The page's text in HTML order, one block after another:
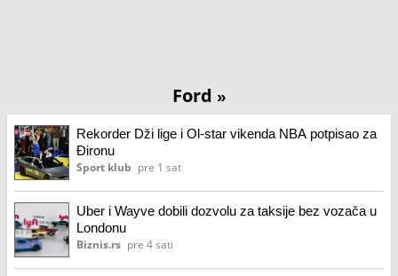
Ford »
Rekorder Dži lige i Ol-star vikenda NBA potpisao za
Đironu
Sport klub pre 1 sat
Uber i Wayve dobili dozvolu za taksije bez vozača u
Londonu
Biznis.rs pre 4 sati